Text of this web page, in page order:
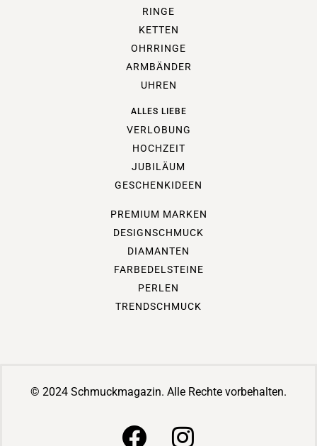
RINGE
KETTEN
OHRRINGE
ARMBÄNDER
UHREN
ALLES LIEBE
VERLOBUNG
HOCHZEIT
JUBILÄUM
GESCHENKIDEEN
PREMIUM MARKEN
DESIGNSCHMUCK
DIAMANTEN
FARBEDELSTEINE
PERLEN
TRENDSCHMUCK
© 2024 Schmuckmagazin. Alle Rechte vorbehalten.